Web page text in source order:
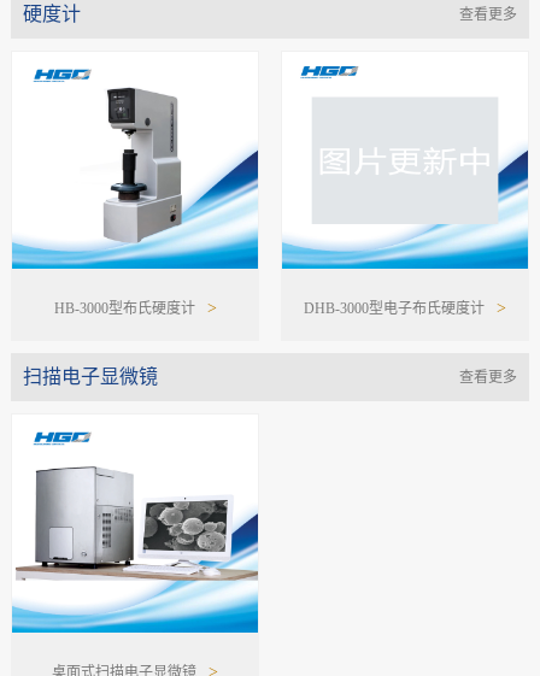
硬度计 查看更多
HB-3000型布氏硬度计 > DHB-3000型电子布氏硬度计 >
扫描电子显微镜 查看更多
桌面式扫描电子显微镜 >